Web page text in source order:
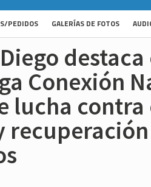
PEDIDOS GALERÍAS DE FOTOS
Conexión
lucha